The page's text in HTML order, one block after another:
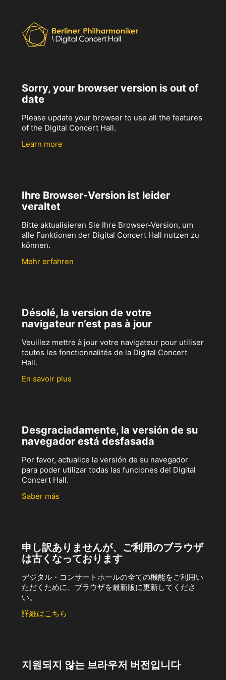
Sorry, your browser version is out of
date
Please update your browser to use all the features
of the Digital Concert Hall.
Learn more
Ihre Browser-Version ist leider
veraltet
Bitte aktualisieren Sie Ihre Browser-Version, um
alle Funktionen der Digital Concert Hall nutzen zu
können.
Mehr erfahren
Désolé, la version de votre
navigateur n’est pas à jour
Veuillez mettre à jour votre navigateur pour utiliser
toutes les fonctionnalités de la Digital Concert
Hall.
En savoir plus
Desgraciadamente, la versión de su
navegador está desfasada
Por favor, actualice la versión de su navegador
para poder utilizar todas las funciones del Digital
Concert Hall.
Saber más
申し訳ありませんが、ご利用のブラウザ
は古くなっております
デジタル・コンサートホールの全ての機能をご利用い
ただくために、ブラウザを最新版に更新してくださ
い。
詳細はこちら
지원되지 않는 브라우저 버전입니다